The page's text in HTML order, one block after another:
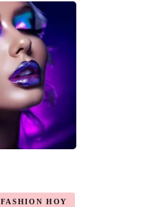
FASHION HOY